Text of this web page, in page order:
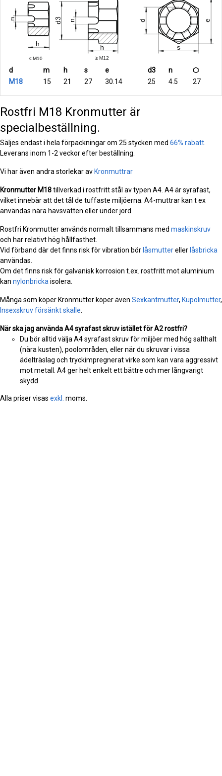
d m h s e d3 n
⬡
M18
15 21 27 30.14 25 4.5 27
Rostfri M18 Kronmutter är
specialbeställning.
Säljes endast i hela förpackningar om 25 stycken med 66% rabatt
Leverans inom 1-2 veckor efter beställning.
Vi har även andra storlekar av Kronmuttrar
Kronmutter M18tillverkad i rostfritt stål av typen A4. A4 är syrafast,
vilket innebär att det tål de tuffaste miljöerna. A4-muttrar kan t ex
användas nära havsvatten eller under jord.
Rostfri Kronmutter används normalt tillsammans med maskinskruv
och har relativt hög hållfasthet.
Vid förband där det finns risk för vibration bör låsmuttereller låsbricka
användas.
Om det finns risk för galvanisk korrosion t.ex. rostfritt mot aluminium
kan nylonbricka isolera.
Många som köper Kronmutter köper även Sexkantmutter, Kupolmutter,
Insexskruv försänkt skalle
När ska jag använda A4 syrafast skruv istället för A2 rostfri?
Du bör alltid välja A4 syrafast skruv för miljöer med hög salthalt
(nära kusten), poolområden, eller när du skruvar i vissa
ädelträslag och tryckimpregnerat virke som kan vara aggressivt
mot metall. A4 ger helt enkelt ett bättre och mer långvarigt
skydd.
Alla priser visas exkl. moms.